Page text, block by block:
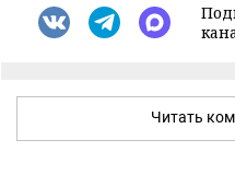
Читать